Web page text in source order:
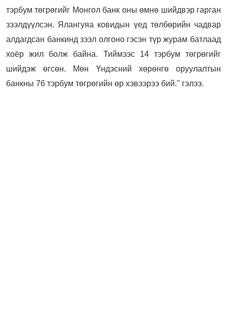
тэрбум төгрөгийг Монгол банк оны өмнө шийдвэр гарган
зээлдүүлсэн. Ялангуяа ковидын үед төлбөрийн чадвар
алдагдсан банкинд зээл олгоно гэсэн түр журам батлаад
хоёр жил болж байна. Тиймээс 14 тэрбум төгрөгийг
шийдэж өгсөн. Мөн Үндэсний хөрөнгө оруулалтын
банкны 76 тэрбум төгрөгийн өр хэвээрээ бий." гэлээ.